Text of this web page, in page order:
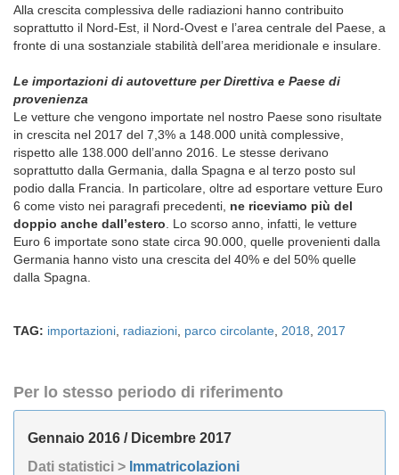
Alla crescita complessiva delle radiazioni hanno contribuito
soprattutto il Nord-Est, il Nord-Ovest e l’area centrale del Paese, a
fronte di una sostanziale stabilità dell’area meridionale e insulare.
Le importazioni di autovetture per Direttiva e Paese di
provenienza
Le vetture che vengono importate nel nostro Paese sono risultate
in crescita nel 2017 del 7,3% a 148.000 unità complessive,
rispetto alle 138.000 dell’anno 2016. Le stesse derivano
soprattutto dalla Germania, dalla Spagna e al terzo posto sul
podio dalla Francia. In particolare, oltre ad esportare vetture Euro
6 come visto nei paragrafi precedenti, ne riceviamo più del
doppio anche dall’estero . Lo scorso anno, infatti, le vetture
Euro 6 importate sono state circa 90.000, quelle provenienti dalla
Germania hanno visto una crescita del 40% e del 50% quelle
dalla Spagna.
TAG: importazioni radiazioni parco circolante 2018 2017
Per lo stesso periodo di riferimento
Gennaio 2016 / Dicembre 2017
Dati statistici > Immatricolazioni